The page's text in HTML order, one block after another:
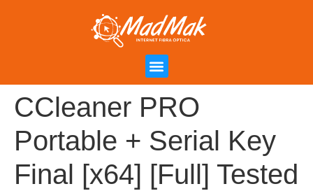
CCleaner PRO
Portable + Serial Key
Final [x64] [Full] Tested